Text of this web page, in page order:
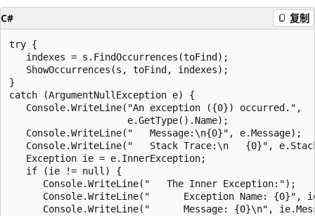
C# 复制
try {
   indexes = s.FindOccurrences(toFind);
   ShowOccurrences(s, toFind, indexes);
}
catch (ArgumentNullException e) {
   Console.WriteLine("An exception ({0}) occurred.",
                     e.GetType().Name);
   Console.WriteLine("   Message:\n{0}", e.Message);
Console.WriteLine("   Stack Trace:\n   {0}",
   Exception ie = e.InnerException;
   if (ie != null) {
      Console.WriteLine("   The Inner Exception:");
Console.WriteLine("      Exception Name: {0}",
Console.WriteLine("      Message: {0}\n",